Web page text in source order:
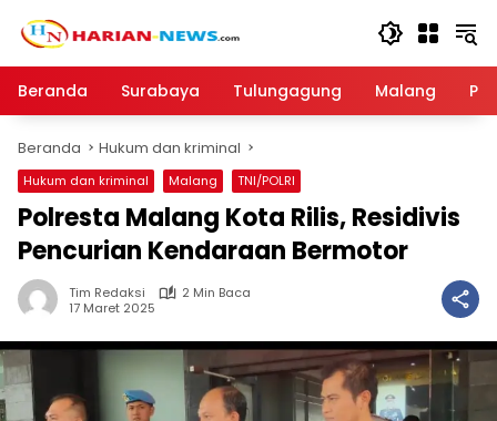
Beranda
Surabaya Tulungagung Malang
Beranda Hukum dan kriminal
Hukum dan kriminal Malang TNI/POLRI
Polresta Malang Kota Rilis, Residivis
Pencurian Kendaraan Bermotor
Tim Redaksi
2 Min Baca
17 Maret 2025